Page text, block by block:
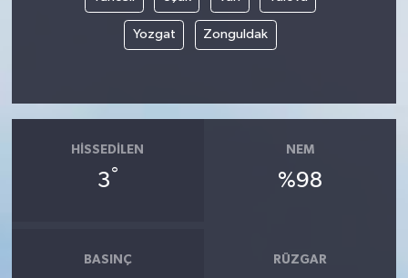
Yozgat Zonguldak
HISSEDILEN
3°
NEM
%98
BASINÇ RÜZGAR